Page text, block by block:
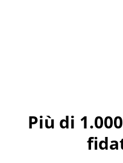
Più di